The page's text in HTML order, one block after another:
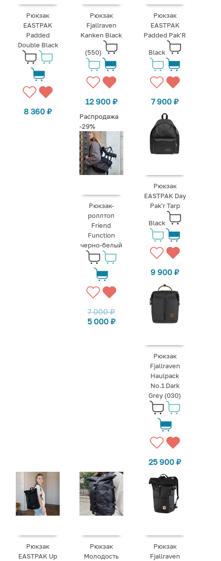
Рюкзак
EASTPAK
Padded
Double Black
8 360₽
Рюкзак
Fjallraven
Kanken Black
(550)
12 900 ₽
Рюкзак
EASTPAK
Padded Pak'R
Black
7 900₽
Распродажа
-29%
Рюкзак-
роллтоп
Friend
Function
черно-белый
7 000₽
5 000 ₽
Рюкзак
EASTPAK Day
Pak'r Tarp
Black
9 900₽
Рюкзак
Fjallraven
Haulpack
No.1 Dark
Grey (030)
25 900₽
Рюкзак
EASTPAK Up
Рюкзак
Молодость
Рюкзак
Fjallraven